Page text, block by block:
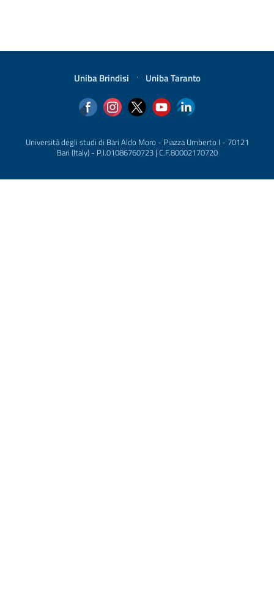
Uniba Brindisi · Uniba Taranto
Università degli studi di Bari Aldo Moro - Piazza Umberto I - 70121
Bari (Italy) - P.I.01086760723 | C.F.80002170720